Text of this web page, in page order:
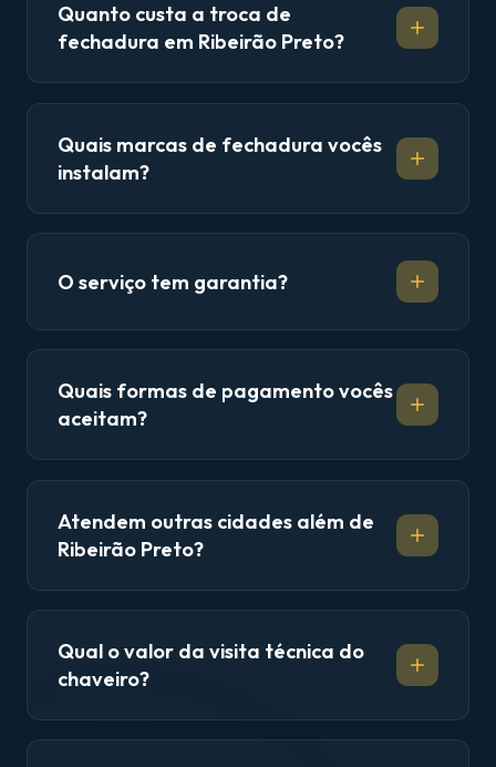
Quanto custa a troca de
fechadura em Ribeirão Preto?
Quais marcas de fechadura vocês
instalam?
O serviço tem garantia?
Quais formas de pagamento vocês
aceitam?
Atendem outras cidades além de
Ribeirão Preto?
Qual o valor da visita técnica do
chaveiro?